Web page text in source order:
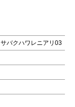
バクハワレニアリ03